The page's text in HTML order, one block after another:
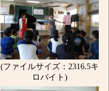
(ファイルサイズ：2316.5キ
ロバイト)